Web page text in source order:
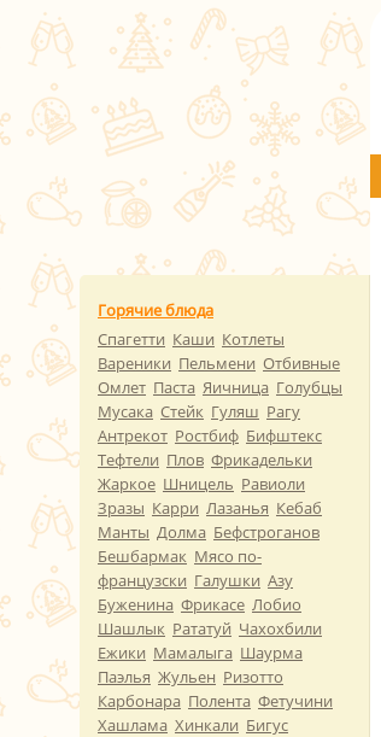
Горячие блюда
Спагетти Каши Котлеты
Вареники Пельмени Отбивные
Омлет Паста Яичница Голубцы
Мусака Стейк Гуляш Рагу
Антрекот Ростбиф Бифштекс
Тефтели Плов Фрикадельки
Жаркое Шницель Равиоли
Зразы Карри Лазанья Кебаб
Манты Долма Бефстроганов
Бешбармак Мясо по-
французски Галушки Азу
Буженина Фрикасе Лобио
Шашлык Рататуй Чахохбили
Ежики Мамалыга Шаурма
Паэлья Жульен Ризотто
Карбонара Полента Фетучини
Хашлама Хинкали Бигус